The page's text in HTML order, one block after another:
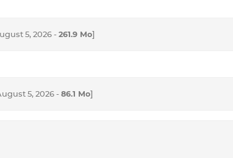
5, 2026 - 261.9 Mo]
5, 2026 - 86.1 Mo]